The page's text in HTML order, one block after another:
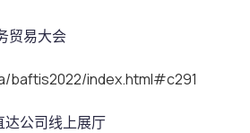
贸易大会
baftis2022/index.html#c291
公司线上展厅